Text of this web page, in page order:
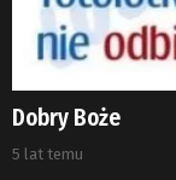
Dobry Boże
5 lat temu